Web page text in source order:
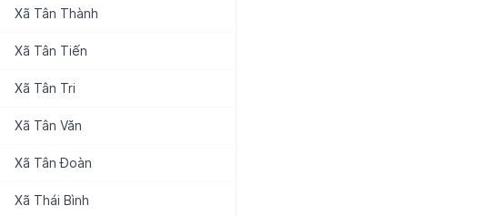
Xã Tân Thành
Xã Tân Tiến
Xã Tân Tri
Xã Tân Văn
Xã Tân Đoàn
Xã Thái Bình